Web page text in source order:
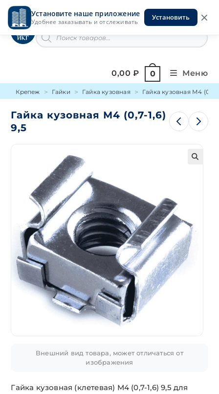
Установите наше приложение
Удобнее заказывать и отслеживать
Установить
Перейти
содержимомуИнструменты на Горской
товаров
0,00₽ 0 Меню
Крепеж Гайки Гайка кузовная Гайка кузовная М4 (0,7-
Гайка кузовная М4 (0,7-1,6)
9,5
Внешний вид товара, может отличаться от
изображения
Гайка кузовная (клетевая) М4 (0,7-1,6) 9,5 для